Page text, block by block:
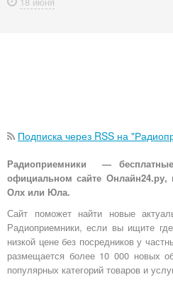
Подписка через RSS на
Радиоприемники —
официальном сайте
Олх или Юла.
Сайт поможет найти новые
Радиоприемники, если вы ищите
низкой цене без посредников у
размещается более 10 000 новых
популярных категорий товаров и